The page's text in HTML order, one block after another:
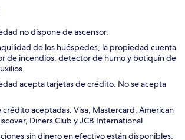
no dispone de ascensor.
de los huéspedes, la propiedad cuenta
de incendios, detector de humo y botiquín de
acepta tarjetas de crédito. No se acepta
crédito aceptadas: Visa, Mastercard, American
Diners Club y JCB International
sin dinero en efectivo están disponibles.